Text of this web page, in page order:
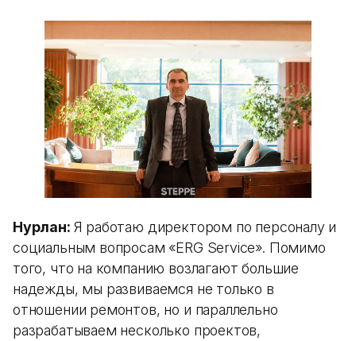
Нурлан: Я работаю директором по персоналу и
социальным вопросам «ERG Service». Помимо
того, что на компанию возлагают большие
надежды, мы развиваемся не только в
отношении ремонтов, но и параллельно
разрабатываем несколько проектов,